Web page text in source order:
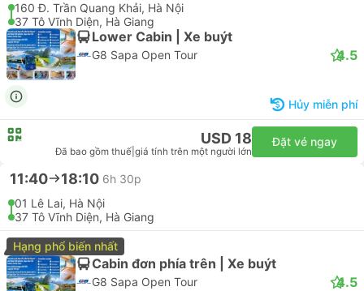
160 Đ. Trần Quang Khải, Hà Nội
37 Tô Vĩnh Diện, Hà Giang
Lower Cabin | Xe buýt
G8 Sapa Open Tour 4.5
Hủy miễn phí
USD 18
Đã bao gồm thuế giá tính trên một người lớn
Đặt vé ngay
11:40 18:10 6h 30p
01 Lê Lai, Hà Nội
37 Tô Vĩnh Diện, Hà Giang
Hạng phổ biến nhất
Cabin đơn phía trên | Xe buýt
G8 Sapa Open Tour 4.5